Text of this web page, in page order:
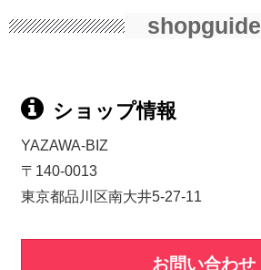
shopguide
ショップ情報
YAZAWA-BIZ
〒140-0013
東京都品川区南大井5-27-11
お問い合わせ